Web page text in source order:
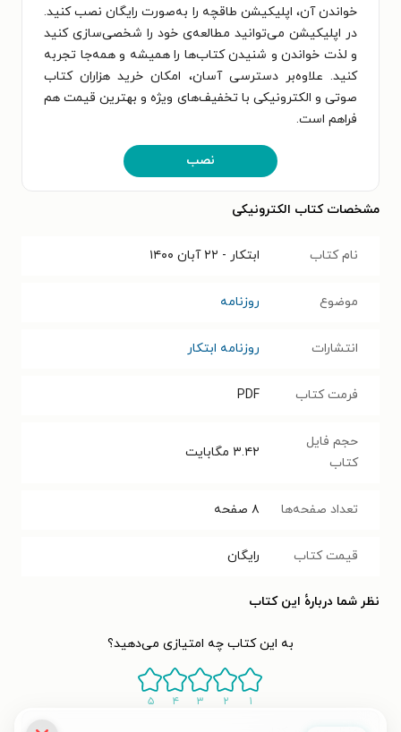
خواندن آن، اپلیکیشن طاقچه را به‌صورت رایگان نصب کنید.
در اپلیکیشن می‌توانید مطالعه‌ی خود را شخصی‌سازی کنید
و لذت خواندن و شنیدن کتاب‌ها را همیشه و همه‌جا تجربه
کنید. علاوه‌بر دسترسی آسان، امکان خرید هزاران کتاب
صوتی و الکترونیکی با تخفیف‌های ویژه و بهترین قیمت هم
فراهم است.
نصب
مشخصات کتاب الکترونیکی
نام کتاب ابتکار - ۲۲ آبان ۱۴۰۰
موضوع روزنامه
انتشارات روزنامه ابتکار
فرمت کتاب PDF
حجم فایل
کتاب
۳.۴۲ مگابایت
تعداد صفحه‌ها ۸ صفحه
قیمت کتاب رایگان
نظر شما دربارهٔ این کتاب
به این کتاب چه امتیازی می‌دهید؟
۱ ۲ ۳ ۴ ۵